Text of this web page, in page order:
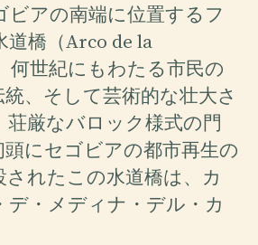
ビアの南端に位置するフ
道橋（Arco de la
何世紀にもわたる市民の
、そして芸術的な壮大さ
荘厳なバロック様式の門
頭にセゴビアの都市再生の
れたこの水道橋は、カ
デ・メディナ・デル・カ